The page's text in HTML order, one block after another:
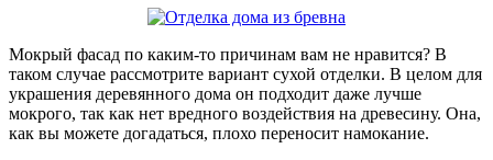
Мокрый фасад по каким-то причинам вам не нравится? В
таком случае рассмотрите вариант сухой отделки. В целом для
украшения деревянного дома он подходит даже лучше
мокрого, так как нет вредного воздействия на древесину. Она,
как вы можете догадаться, плохо переносит намокание.